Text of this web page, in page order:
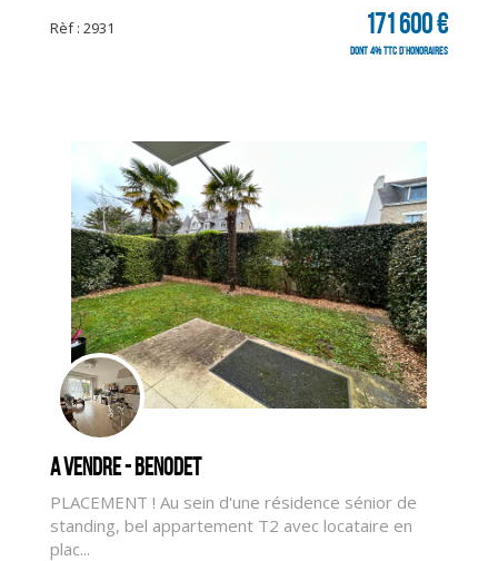
Rèf : 2931 171 600 €
dont 4% TTC d'honoraires
A vendre - BENODET
PLACEMENT ! Au sein d'une résidence sénior de
standing, bel appartement T2 avec locataire en
plac...